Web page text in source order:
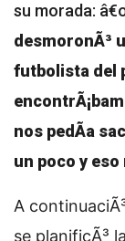
su morada:
desmoronÃ³
futbolista del
nos pedÃ­a
un poco y
A
se planificÃ³